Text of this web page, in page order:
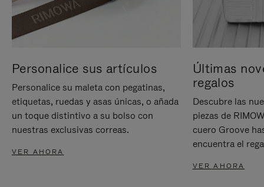
Personalice sus artículos
Personalice su maleta con pegatinas,
etiquetas, ruedas y asas únicas, o añada
un toque distintivo a su bolso con
nuestras exclusivas correas.
VER AHORA
Últimas
regalos
Descubre las
piezas de
cuero Groove
encuentra el
VER AHORA